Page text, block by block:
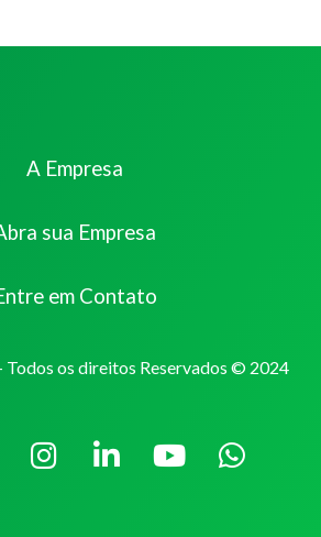
A Empresa
sua Empresa
em Contato
Todos os direitos Reservados © 2024